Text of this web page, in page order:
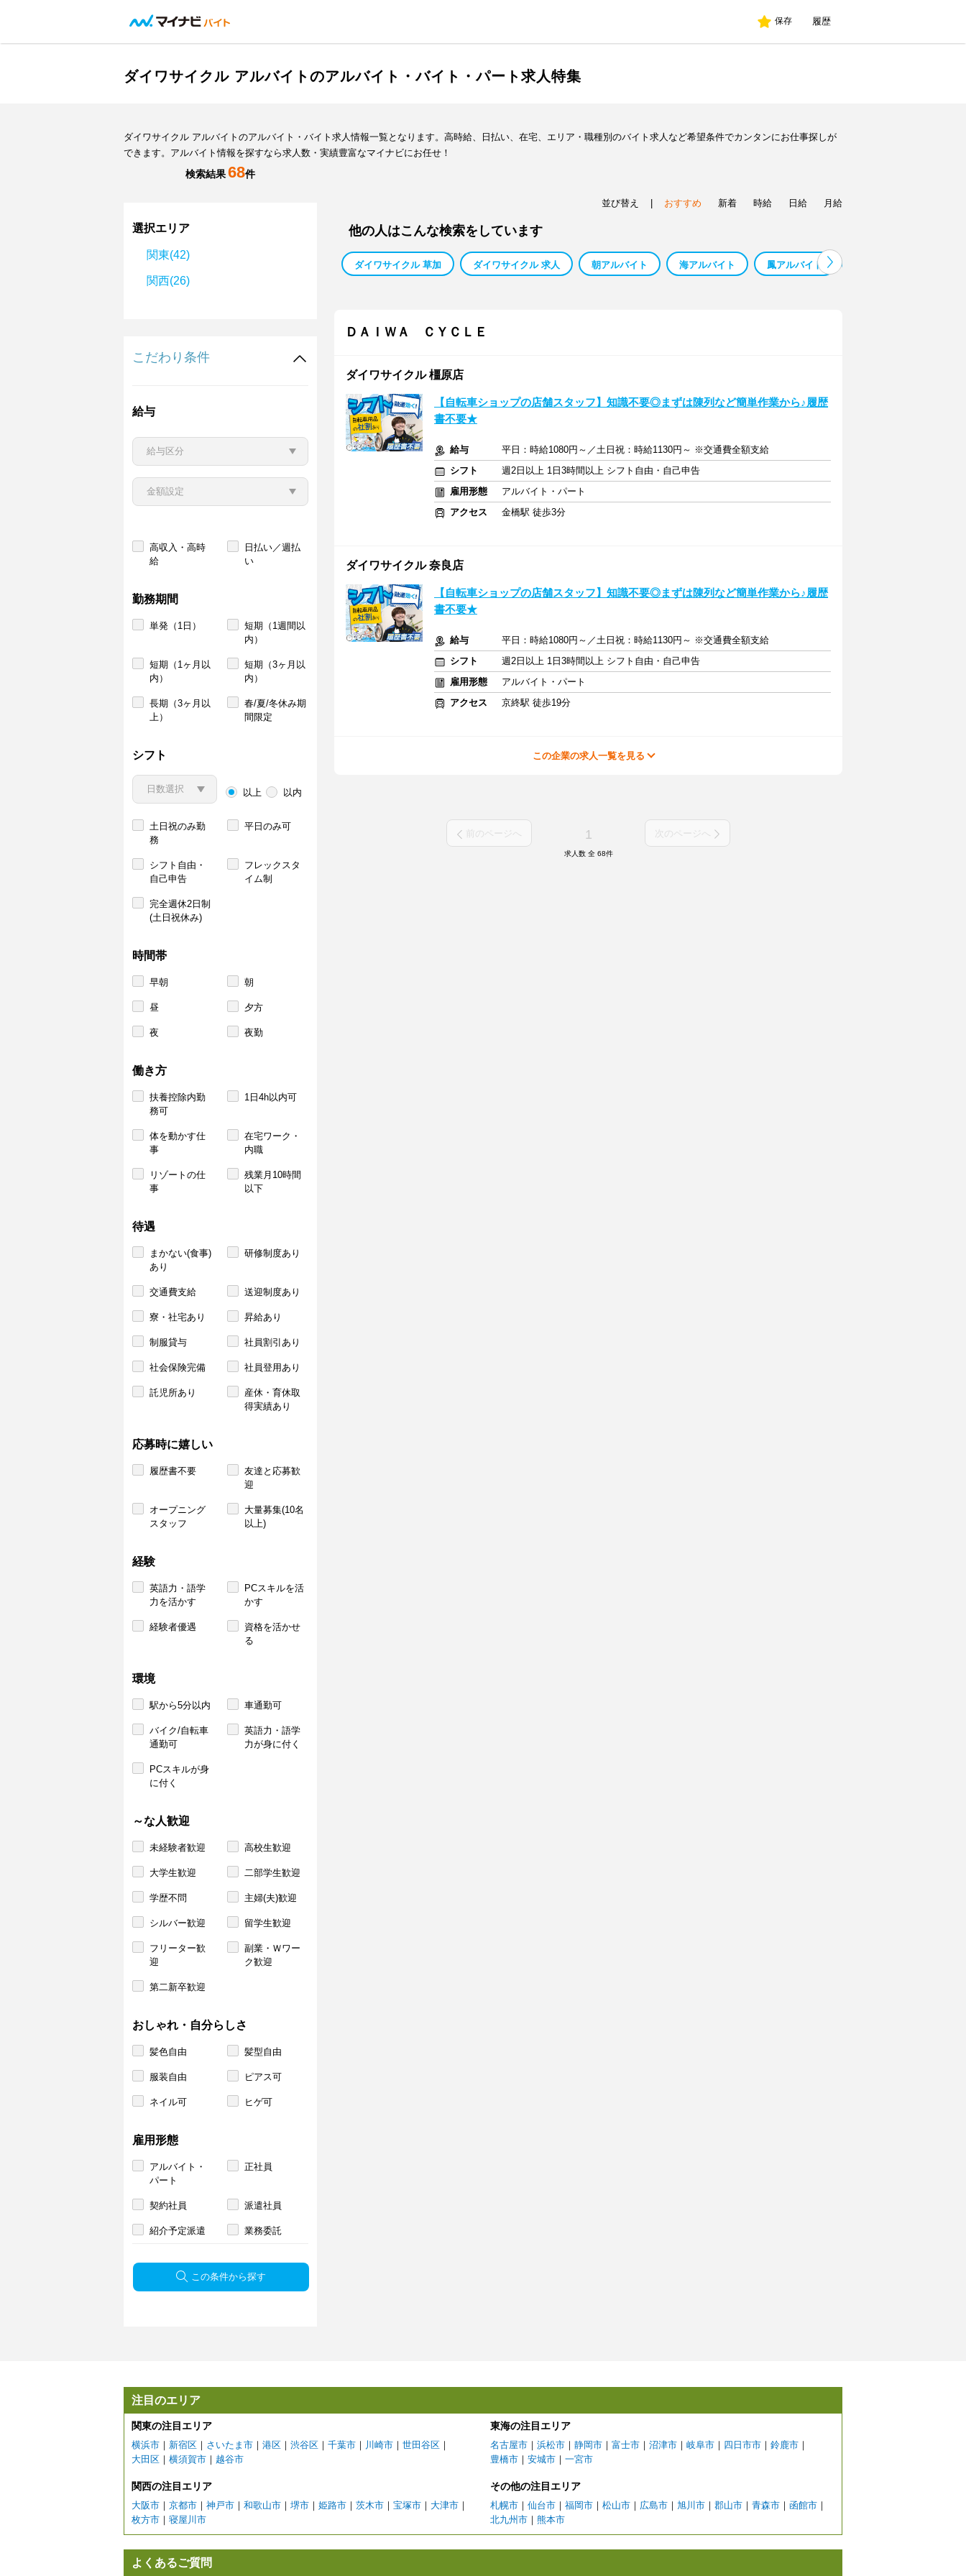
保存 履歴
ダイワサイクル アルバイトのアルバイト・バイト・パート求人特集
ダイワサイクル アルバイトのアルバイト・バイト求人情報一覧となります。高時給、日払い、在宅、エリア・職種別のバイト求人など希望条件でカンタンにお仕事探しが
できます。アルバイト情報を探すなら求人数・実績豊富なマイナビにお任せ！
検索結果68件
選択エリア
関東(42)
関西(26)
こだわり条件
給与
高収入・高時
給
日払い／週払
い
勤務期間
単発（1日）
短期（1週間以
内）
短期（1ヶ月以
内）
短期（3ヶ月以
内）
長期（3ヶ月以
上）
春/夏/冬休み期
間限定
シフト
以上 以内
土日祝のみ勤
務
平日のみ可
シフト自由・
自己申告
フレックスタ
イム制
完全週休2日制
(土日祝休み)
時間帯
早朝 朝
昼 夕方
夜 夜勤
働き方
扶養控除内勤
務可
1日4h以内可
体を動かす仕
事
在宅ワーク・
内職
リゾートの仕
事
残業月10時間
以下
待遇
まかない(食事)
あり
研修制度あり
交通費支給 送迎制度あり
寮・社宅あり 昇給あり
制服貸与 社員割引あり
社会保険完備 社員登用あり
託児所あり
産休・育休取
得実績あり
応募時に嬉しい
履歴書不要
友達と応募歓
迎
オープニング
スタッフ
大量募集(10名
以上)
経験
英語力・語学
力を活かす
PCスキルを活
かす
経験者優遇
資格を活かせ
る
環境
駅から5分以内 車通勤可
バイク/自転車
通勤可
英語力・語学
力が身に付く
PCスキルが身
に付く
～な人歓迎
未経験者歓迎 高校生歓迎
大学生歓迎 二部学生歓迎
学歴不問 主婦(夫)歓迎
シルバー歓迎 留学生歓迎
フリーター歓
迎
副業・Ｗワー
ク歓迎
第二新卒歓迎
おしゃれ・自分らしさ
髪色自由 髪型自由
服装自由 ピアス可
ネイル可 ヒゲ可
雇用形態
アルバイト・
パート
正社員
契約社員 派遣社員
紹介予定派遣 業務委託
この条件から探す
並び替え おすすめ 新着 時給 日給 月給
他の人はこんな検索をしています
ダイワサイクル 草加 ダイワサイクル 求人 朝アルバイト 海アルバイト 鳳アルバイト
ＤＡＩＷＡ ＣＹＣＬＥ
ダイワサイクル 橿原店
【自転車ショップの店舗スタッフ】知識不要◎まずは陳列など簡単作業から♪履歴
書不要★
給与
平日：時給1080円～／土日祝：時給1130円～ ※交通費全額支給
シフト
週2日以上 1日3時間以上 シフト自由・自己申告
雇用形態
アルバイト・パート
アクセス
金橋駅 徒歩3分
ダイワサイクル 奈良店
【自転車ショップの店舗スタッフ】知識不要◎まずは陳列など簡単作業から♪履歴
書不要★
給与
平日：時給1080円～／土日祝：時給1130円～ ※交通費全額支給
シフト
週2日以上 1日3時間以上 シフト自由・自己申告
雇用形態
アルバイト・パート
アクセス
京終駅 徒歩19分
この企業の求人一覧を見る
前のページへ 1 次のページへ
求人数 全 68件
注目のエリア
関東の注目エリア 東海の注目エリア
横浜市 ｜ 新宿区 ｜ さいたま市 ｜ 港区 ｜ 渋谷区 ｜ 千葉市 ｜ 川崎市 ｜ 世田谷区 ｜
大田区 ｜ 横須賀市 ｜ 越谷市
名古屋市 ｜ 浜松市 ｜ 静岡市 ｜ 富士市 ｜ 沼津市 ｜ 岐阜市 ｜ 四日市市 ｜ 鈴鹿市 ｜
豊橋市 ｜ 安城市 ｜ 一宮市
関西の注目エリア その他の注目エリア
大阪市 ｜ 京都市 ｜ 神戸市 ｜ 和歌山市 ｜ 堺市 ｜ 姫路市 ｜ 茨木市 ｜ 宝塚市 ｜ 大津市 ｜
枚方市 ｜ 寝屋川市
札幌市 ｜ 仙台市 ｜ 福岡市 ｜ 松山市 ｜ 広島市 ｜ 旭川市 ｜ 郡山市 ｜ 青森市 ｜ 函館市 ｜
北九州市 ｜ 熊本市
よくあるご質問